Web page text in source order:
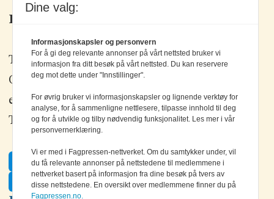
Kontakt oss
Tlf: +47 67 80 42 80
Olav Brunborgs vei 6, 1396 Billingstad
epost: elektronikk@elektronikkforlaget.no
Tips oss:tips@elektronikkforlaget.no
Facebook
Twitter
Dine valg:
Informasjonskapsler og personvern
For å gi deg relevante annonser på vårt nettsted bruker vi
informasjon fra ditt besøk på vårt nettsted. Du kan reservere
deg mot dette under "Innstillinger".
For øvrig bruker vi informasjonskapsler og lignende verktøy for
analyse, for å sammenligne nettlesere, tilpasse innhold til deg
og for å utvikle og tilby nødvendig funksjonalitet. Les mer i vår
personvernerklæring.
Vi er med i Fagpressen-nettverket. Om du samtykker under, vil
du få relevante annonser på nettstedene til medlemmene i
nettverket basert på informasjon fra dine besøk på tvers av
disse nettstedene. En oversikt over medlemmene finner du på
Fagpressen.no.